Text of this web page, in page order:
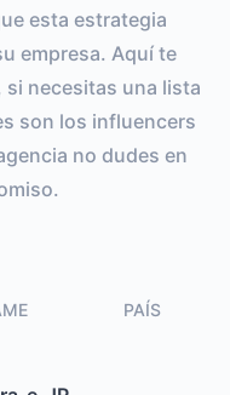
esta estrategia
empresa. Aquí te
si necesitas una lista
son los influencers
no dudes en
PAÍS